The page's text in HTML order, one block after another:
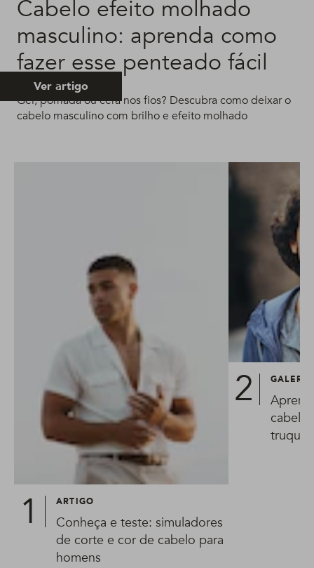
Cabelo efeito molhado
masculino: aprenda como
fazer esse penteado fácil
Gel, pomada ou cera nos fios? Descubra como deixar o
cabelo masculino com brilho e efeito molhado
Ver artigo
ARTIGO
Conheça e teste: simuladores
de corte e cor de cabelo para
homens
GALERIA
cabelo